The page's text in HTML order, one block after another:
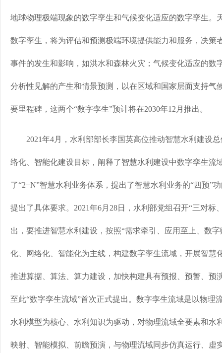
地球物理极端现象的数字孪生和气候变化适应的数字孪生。
数字孪生，将为评估和预测极端环境提供能力和服务，决策
事件的发生和影响，如洪水和森林火灾；气候变化适应的数
分析性见解的产生和情景预测，以在区域和国家层面支持气
要里程碑，这两个“数字孪生”预计将在2030年12月推出。
2021年4月，水利部部长李国英高位推动智慧水利建设总
络化、智能化建设目标，阐释了智慧水利建设中数字孪生流
了“2+N”智慧水利业务体系，提出了智慧水利业务的“四预”
提出了具体要求。2021年6月28日，水利部党组召开“三对标
出，要推进智慧水利建设，按照“需求牵引、应用至上、数
化、网络化、智能化为主线，构建数字孪生流域，开展智慧
推进算据、算法、算力建设，加快构建具有预报、预警、预
至此“数字孪生流域”首次正式提出。数字孪生流域是以物理
水利模型为核心、水利知识为驱动，对物理流域全要素和水
映射、智能模拟、前瞻预演，与物理流域同步仿真运行、虚